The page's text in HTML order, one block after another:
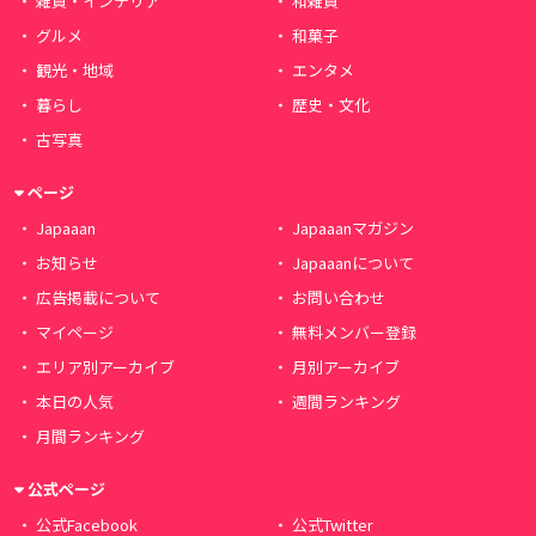
グルメ
和菓子
観光・地域
エンタメ
暮らし
歴史・文化
古写真
ページ
Japaaan
Japaaanマガジン
お知らせ
Japaaanについて
広告掲載について
お問い合わせ
マイページ
無料メンバー登録
エリア別アーカイブ
月別アーカイブ
本日の人気
週間ランキング
月間ランキング
公式ページ
公式Facebook
公式Twitter